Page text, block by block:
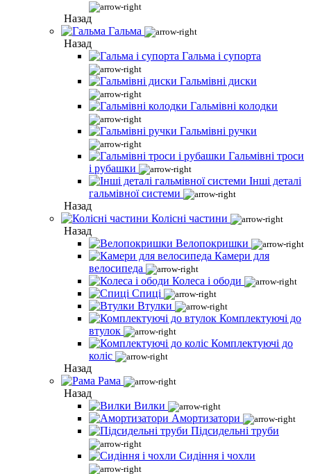
Назад
Гальма
Назад
Гальма і супорта
Гальмівні диски
Гальмівні колодки
Гальмівні ручки
Гальмівні троси
і рубашки
Інші деталі
гальмівної системи
Назад
Колісні частини
Назад
Велопокришки
Камери для
велосипеда
Колеса і ободи
Спиці
Втулки
Комплектуючі до
втулок
Комплектуючі до
коліс
Назад
Рама
Назад
Вилки
Амортизатори
Підсидельні труби
Сидіння і чохли